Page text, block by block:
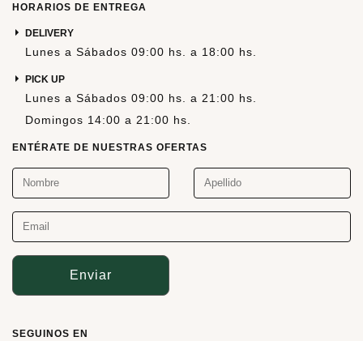
HORARIOS DE ENTREGA
DELIVERY
Lunes a Sábados 09:00 hs. a 18:00 hs.
PICK UP
Lunes a Sábados 09:00 hs. a 21:00 hs.
Domingos 14:00 a 21:00 hs.
ENTÉRATE DE NUESTRAS OFERTAS
Enviar
SEGUINOS EN